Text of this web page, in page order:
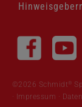
überspringen
©2026 Schmidt ®
Impressum ·